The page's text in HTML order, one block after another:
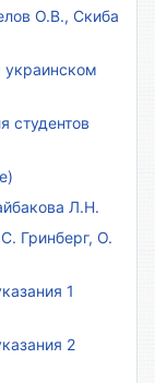
О.В., Скиба
украинском
студентов
Л.Н.
Гринберг, О.
1
2